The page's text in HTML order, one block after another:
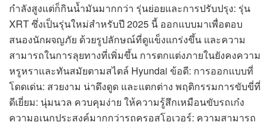
กำลังสูงแต่ก็กินน้ำมันมากกว่า รุ่นย่อยและการปรับปรุง: รุ่น
XRT ซึ่งเป็นรุ่นใหม่สำหรับปี 2025 นี้ ออกแบบมาเพื่อตอบ
สนองนักผจญภัย ด้วยรูปลักษณ์ที่ดูแข็งแกร่งขึ้น และความ
สามารถในการลุยทางที่เพิ่มขึ้น การตกแต่งภายในยังคงความ
หรูหราและทันสมัยตามสไตล์ Hyundai ข้อดี: การออกแบบที่
โดดเด่น: สวยงาม น่าดึงดูด และแตกต่าง พฤติกรรมการขับขี่ที่
ดีเยี่ยม: นุ่มนวล ควบคุมง่าย ให้ความรู้สึกเหมือนขับรถเก๋ง
ความอเนกประสงค์มากกว่ารถครอสโอเวอร์: ความสามารถ